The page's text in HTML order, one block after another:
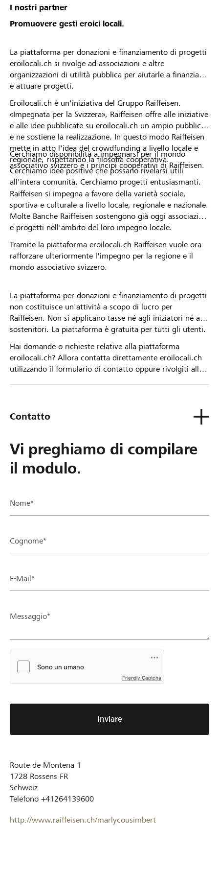
I nostri partner
Promuovere gesti eroici locali.
La piattaforma per donazioni e finanziamento di progetti
eroilocali.ch si rivolge ad associazioni e altre
organizzazioni di utilità pubblica per aiutarle a finanziare
e attuare progetti.
Eroilocali.ch è un'iniziativa del Gruppo Raiffeisen.
«Impegnata per la Svizzera», Raiffeisen offre alle iniziative
e alle idee pubblicate su eroilocali.ch un ampio pubblico
e ne sostiene la realizzazione. In questo modo Raiffeisen
mette in atto l'idea del crowdfunding a livello locale e
regionale, rispettando la filosofia cooperativa.
Cerchiamo idee positive che possano rivelarsi utili
all'intera comunità. Cerchiamo progetti entusiasmanti.
Cerchiamo disponibilità a impegnarsi per il mondo
associativo svizzero e i principi cooperativi di Raiffeisen.
Raiffeisen si impegna a favore della varietà sociale,
sportiva e culturale a livello locale, regionale e nazionale.
Molte Banche Raiffeisen sostengono già oggi associazioni
e progetti nell'ambito del loro impegno locale.
Tramite la piattaforma eroilocali.ch Raiffeisen vuole ora
rafforzare ulteriormente l'impegno per la regione e il
mondo associativo svizzero.
La piattaforma per donazioni e finanziamento di progetti
non costituisce un'attività a scopo di lucro per
Raiffeisen. Non si applicano tasse né agli iniziatori né ai
sostenitori. La piattaforma è gratuita per tutti gli utenti.
Hai domande o richieste relative alla piattaforma
eroilocali.ch? Allora contatta direttamente eroilocali.ch
utilizzando il formulario di contatto oppure rivolgiti alla
Contatto
Vi preghiamo di compilare
il modulo.
Nome*
Cognome*
E-Mail*
Messaggio*
Friendly Captcha
Inviare
Route de Montena 1
1728 Rossens FR
Schweiz
Telefono +41264139600
http://www.raiffeisen.ch/marlycousimbert